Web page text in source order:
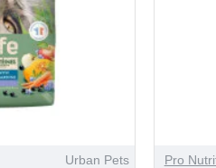
Urban Pets Pro